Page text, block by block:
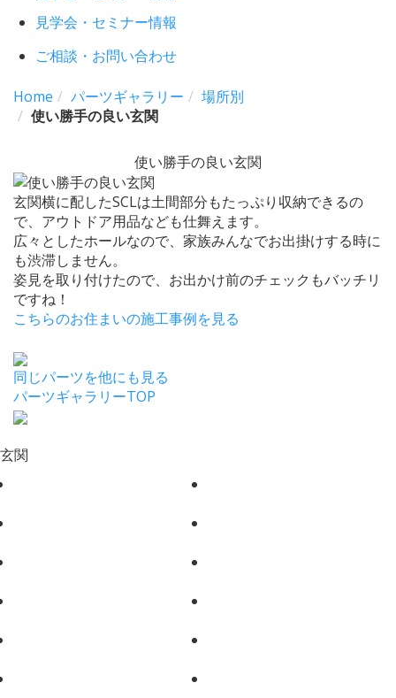
見学会・セミナー情報
ご相談・お問い合わせ
Home パーツギャラリー
場所別
使い勝手の良い玄関
使い勝手の良い玄関
玄関横に配したSCLは土間部分もたっぷり収納できるの
で、アウトドア用品なども仕舞えます。
広々としたホールなので、家族みんなでお出掛けする時に
も渋滞しません。
姿見を取り付けたので、お出かけ前のチェックもバッチリ
ですね！
こちらのお住まいの施工事例を見る
同じパーツを他にも見る
パーツギャラリーTOP
玄関